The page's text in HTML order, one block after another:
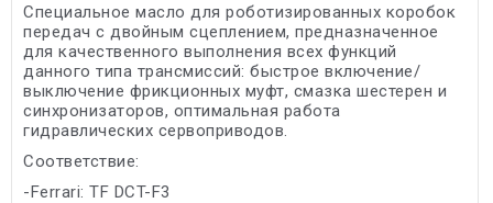
Специальное масло для роботизированных коробок
передач с двойным сцеплением, предназначенное
для качественного выполнения всех функций
данного типа трансмиссий: быстрое включение/
выключение фрикционных муфт, смазка шестерен и
синхронизаторов, оптимальная работа
гидравлических сервоприводов.
Соответствие:
-Ferrari: TF DCT-F3